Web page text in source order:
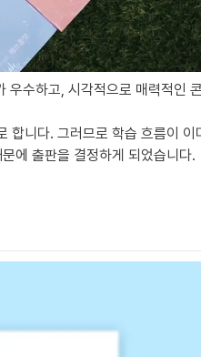
우수하고, 시각적으로 매력적인
합니다. 그러므로 학습 흐름이 이
에 출판을 결정하게 되었습니다.